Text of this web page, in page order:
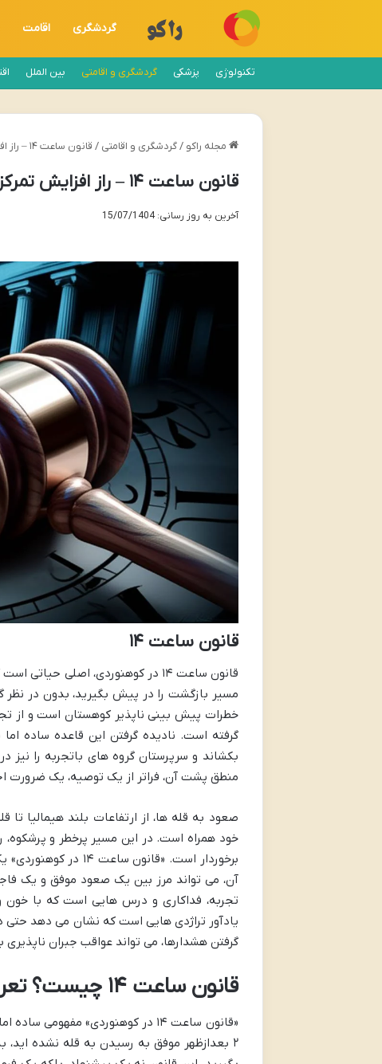
گردشگری اقامت
تکنولوژی پزشکی گردشگری و اقامتی بین الملل
مجله راکو / گردشگری و اقامتی / قانون ساعت ۱۴ – راز افزایش تمرکز و بهره وری روزانه
قانون ساعت ۱۴ – راز افزایش تمرکز و بهره وری روزانه
آخرین به روز رسانی: 15/07/1404
قانون ساعت ۱۴
مسیر بازگشت را در پیش بگیرید، بدون در نظر
گرفته است. نادیده گرفتن این قاعده ساده
بکشاند و سرپرستان گروه های باتجربه را
منطق پشت آن، فراتر از یک توصیه، یک ضرورت
صعود به قله ها، از ارتفاعات بلند هیمالیا
خود همراه است. در این مسیر پرخطر و پرشکوه،
برخوردار است.
آن، می تواند مرز بین یک صعود موفق و یک
تجربه، فداکاری و درس هایی است که با خون
یادآور تراژدی هایی است که نشان می دهد حتی
گرفتن هشدارها، می تواند عواقب جبران
قانون ساعت ۱۴ چیست؟ تعریف، اصول و چرایی
«قانون ساعت ۱۴ در کوهنوردی»
۲ بعدازظهر موفق به رسیدن به قله نشده